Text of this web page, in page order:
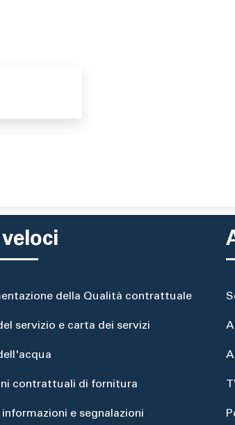
della Qualità contrattuale
servizio e carta dei servizi
contrattuali di fornitura
informazioni e segnalazioni